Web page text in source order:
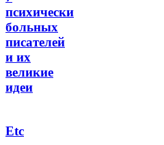
психически
больных
писателей
и их
великие
идеи
Etc